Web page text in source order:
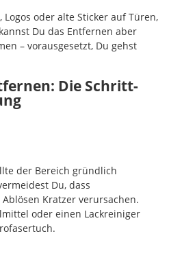
oder alte Sticker auf Türen,
Du das Entfernen aber
– vorausgesetzt, Du gehst
Die Schritt-
der Bereich gründlich
Du, dass
Kratzer verursachen.
oder einen Lackreiniger